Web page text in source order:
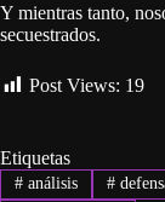
Y mientras tanto,
secuestrados.
Post Views: 19
Etiquetas
#análisis #